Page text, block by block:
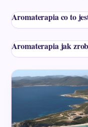
Aromaterapia co to
Aromaterapia jak